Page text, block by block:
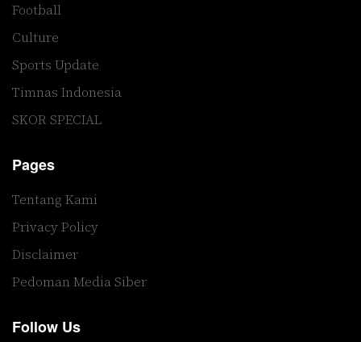
Football
Culture
Sports Update
Timnas Indonesia
SKOR SPECIAL
Pages
Tentang Kami
Privacy Policy
Disclaimer
Pedoman Media Siber
Follow Us